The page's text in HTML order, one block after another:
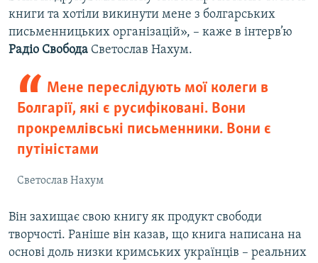
книги та хотіли викинути мене з болгарських
письменницьких організацій», – каже в інтерв’ю
Радіо Свобода Светослав Нахум.
Мене переслідують мої колеги в
Болгарії, які є русифіковані. Вони
прокремлівські письменники. Вони є
путіністами
Светослав Нахум
Він захищає свою книгу як продукт свободи
творчості. Раніше він казав, що книга написана на
основі доль низки кримських українців – реальних